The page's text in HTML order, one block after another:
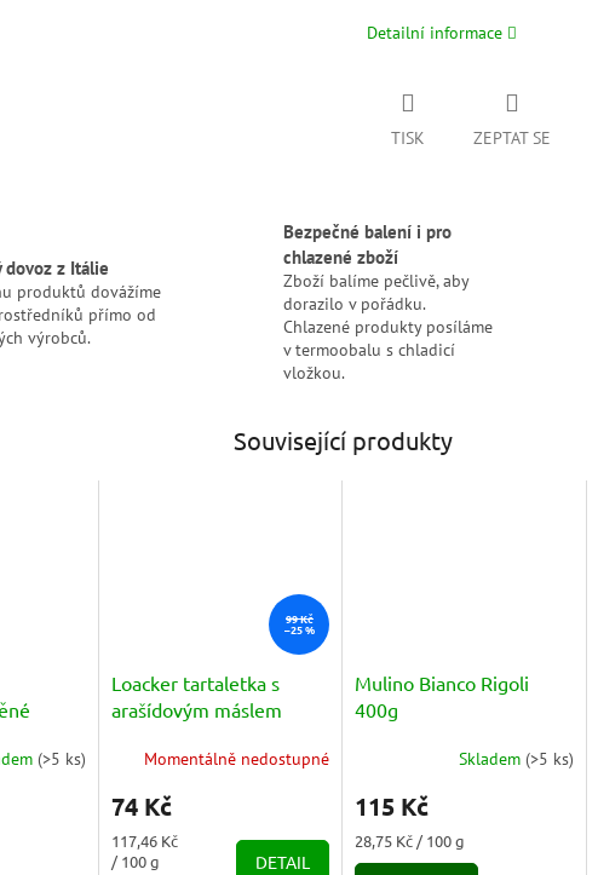
Detailní informace
TISK ZEPTAT SE
dovoz z Itálie
produktů dovážíme
přímo od
výrobců.
Bezpečné balení i pro
chlazené zboží
Zboží balíme pečlivě, aby
dorazilo v pořádku.
Chlazené produkty posíláme
v termoobalu s chladicí
vložkou.
Související produkty
(>5 ks)
99 Kč
–25 %
Loacker tartaletka s
arašídovým máslem
3x21g) 63g
Momentálně nedostupné
74 Kč
Měrná
cena:
117,46 Kč
/ 100 g
DETAIL
Mulino Bianco Rigoli
400g
produktu
5,0
Skladem(>5 ks)
115 Kč
Měrná
cena:
28,75 Kč / 100 g